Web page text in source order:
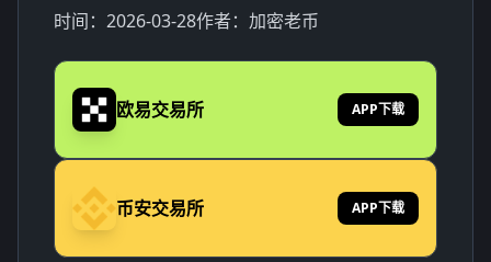
时间： 2026-03-28作者： 加密老币
欧易交易所 APP下载
币安交易所 APP下载